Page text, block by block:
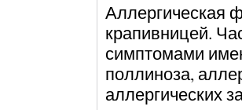
Аллергическая
крапивницей.
симптомами
поллиноза,
аллергических